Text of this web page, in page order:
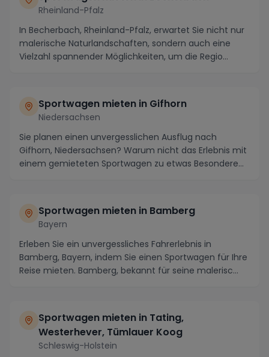
Rheinland-Pfalz
In Becherbach, Rheinland-Pfalz, erwartet Sie nicht nur
malerische Naturlandschaften, sondern auch eine
Vielzahl spannender Möglichkeiten, um die Regio...
Sportwagen mieten in Gifhorn
Niedersachsen
Sie planen einen unvergesslichen Ausflug nach
Gifhorn, Niedersachsen? Warum nicht das Erlebnis mit
einem gemieteten Sportwagen zu etwas Besonderem
Sportwagen mieten in Bamberg
Bayern
Erleben Sie ein unvergessliches Fahrerlebnis in
Bamberg, Bayern, indem Sie einen Sportwagen für Ihre
Reise mieten. Bamberg, bekannt für seine malerisc...
Sportwagen mieten in Tating,
Westerhever, Tümlauer Koog
Schleswig-Holstein